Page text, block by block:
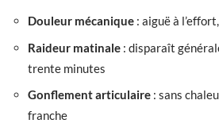
Douleur mécanique : aiguë à
Raideur matinale : disparaît
trente minutes
Gonflement articulaire : sans
franche